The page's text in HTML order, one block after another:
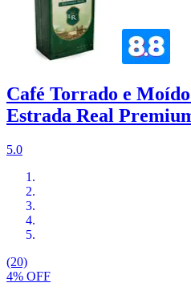
Café Torrado e
Estrada Real
5.0
(20)
4% OFF